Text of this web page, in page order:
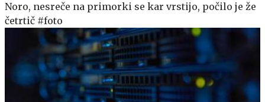
Noro, nesreče na primorki se kar vrstijo, počilo je že
četrtič #foto